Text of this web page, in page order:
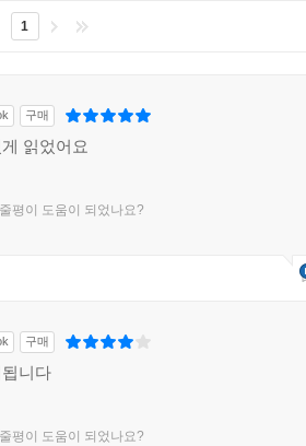
1
구매
읽었어요
평이 도움이 되었나요?
구매
니다
평이 도움이 되었나요?